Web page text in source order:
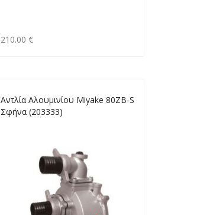
210.00 €
Αντλία Αλουμινίου Miyake 80ΖΒ-S
Σφήνα (203333)